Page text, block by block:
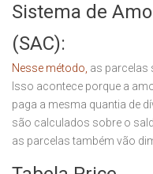
Sistema de
(SAC):
Nesse método, as parcelas
Isso acontece porque a
paga a mesma quantia de
são calculados sobre o
as parcelas também vão